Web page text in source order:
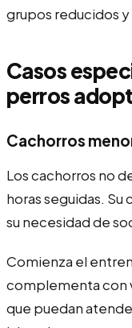
grupos reducidos
Casos
perros
Cachorros
Los cachorros no
horas seguidas.
su necesidad de
Comienza el
complementa con
que puedan